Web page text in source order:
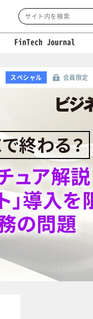
FinTech Journal
スペシャル 会員限定